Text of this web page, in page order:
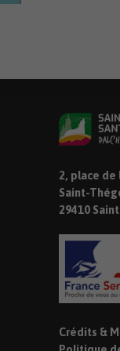
2, place de
Saint-
29410
Crédits &